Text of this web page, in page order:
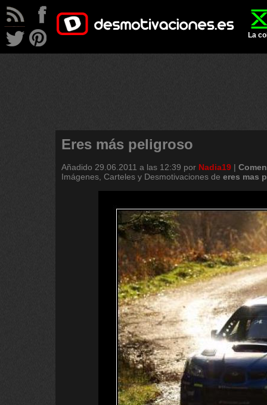
La
Eres más peligroso
Añadido 29.06.2011 a las 12:39 por Nadia19 |
Imágenes, Carteles y Desmotivaciones de eres mas